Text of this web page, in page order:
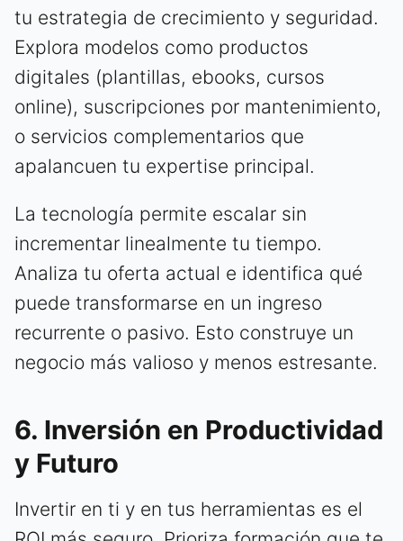
tu estrategia de crecimiento y seguridad.
Explora modelos como productos
digitales (plantillas, ebooks, cursos
online), suscripciones por mantenimiento,
o servicios complementarios que
apalancuen tu expertise principal.
La tecnología permite escalar sin
incrementar linealmente tu tiempo.
Analiza tu oferta actual e identifica qué
puede transformarse en un ingreso
recurrente o pasivo. Esto construye un
negocio más valioso y menos estresante.
6. Inversión en Productividad
y Futuro
Invertir en ti y en tus herramientas es el